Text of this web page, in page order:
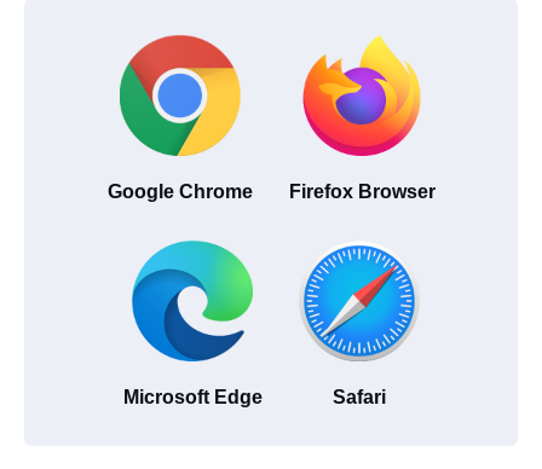
Google Chrome Firefox Browser
Microsoft Edge Safari